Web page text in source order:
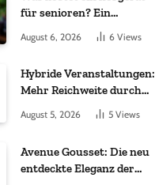
für senioren? Ein
vollständiger leitfaden
August 6, 2026 6 Views
Hybride Veranstaltungen:
Mehr Reichweite durch
moderne Technik
August 5, 2026 5 Views
Avenue Gousset: Die neu
entdeckte Eleganz der